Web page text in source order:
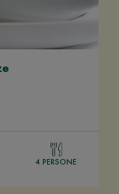
4 PERSONE